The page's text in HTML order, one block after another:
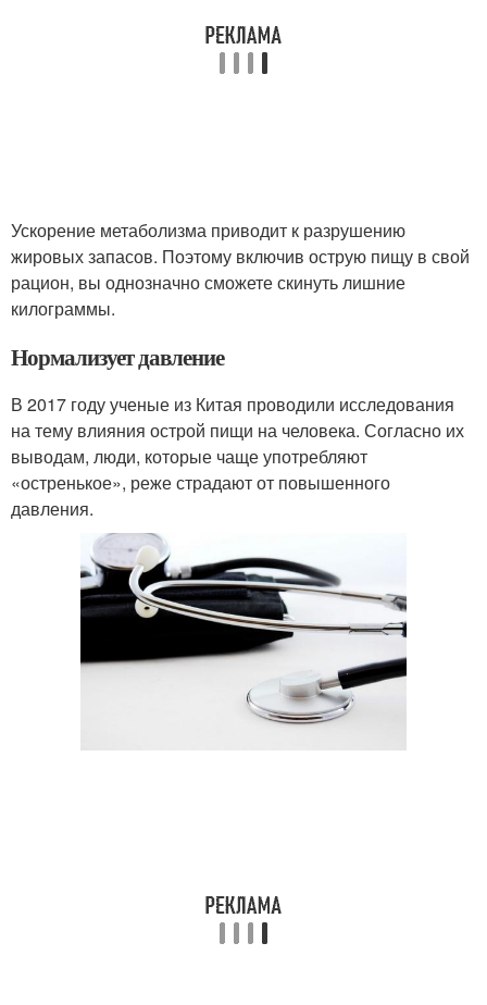
Ускорение метаболизма приводит к разрушению
жировых запасов. Поэтому включив острую пищу в свой
рацион, вы однозначно сможете скинуть лишние
килограммы.
Нормализует давление
В 2017 году ученые из Китая проводили исследования
на тему влияния острой пищи на человека. Согласно их
выводам, люди, которые чаще употребляют
«остренькое», реже страдают от повышенного
давления.